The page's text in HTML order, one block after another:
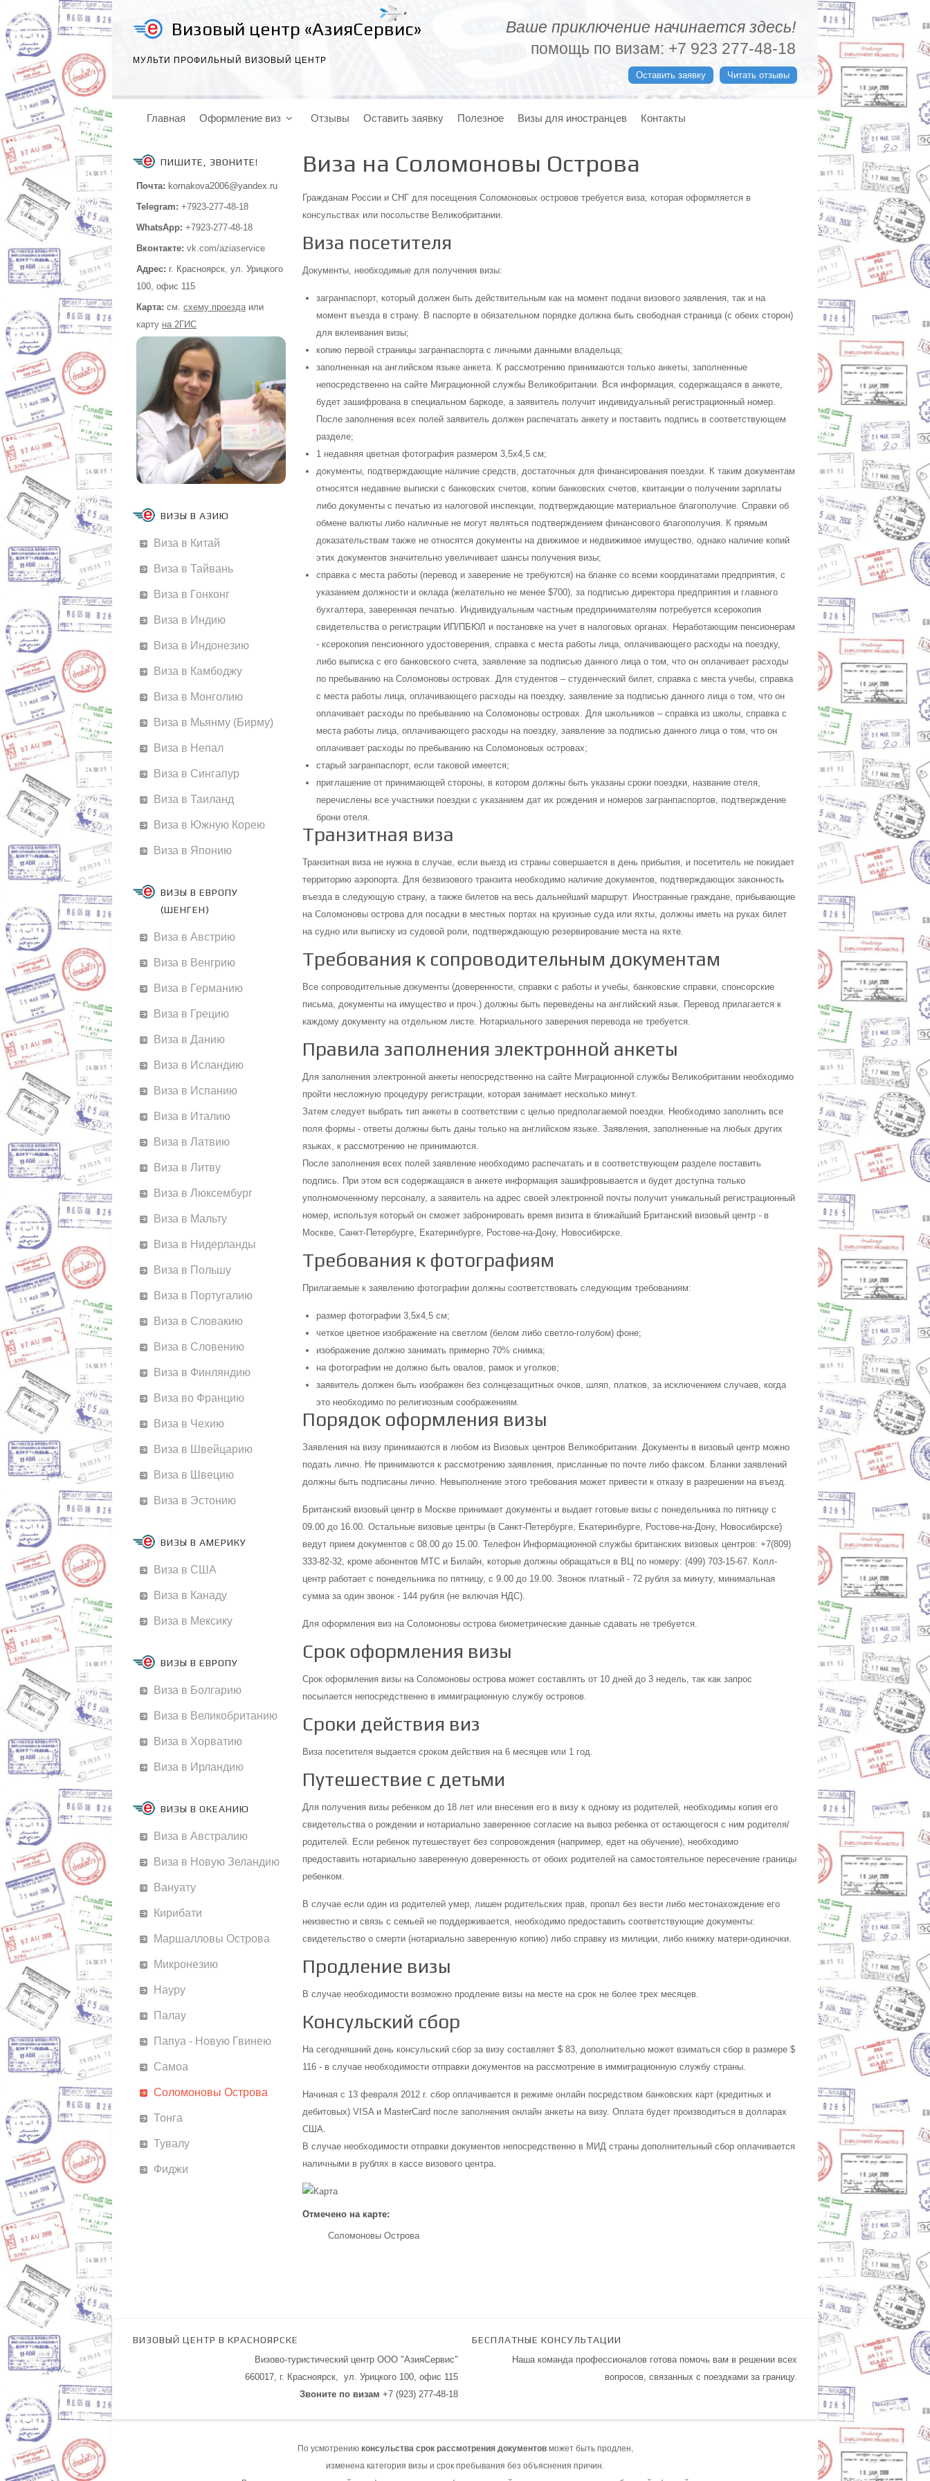
Визовый центр «АзияСервис»
МУЛЬТИ ПРОФИЛЬНЫЙ ВИЗОВЫЙ ЦЕНТР
Ваше приключение начинается здесь!
помощь по визам: +7 923 277-48-18
Оставить заявку Читать отзывы
Главная Оформление виз Отзывы Оставить заявку Полезное Визы для иностранцев Контакты
ПИШИТЕ, ЗВОНИТЕ!
Почта: kornakova2006@yandex.ru
Telegram: +7923-277-48-18
WhatsApp: +7923-277-48-18
Вконтакте: vk.com/aziaservice
Адрес: г. Красноярск, ул. Урицкого
100, офис 115
Карта: см. схему проездаили
карту на 2ГИС
ВИЗЫ В АЗИЮ
Виза в Китай
Виза в Тайвань
Виза в Гонконг
Виза в Индию
Виза в Индонезию
Виза в Камбоджу
Виза в Монголию
Виза в Мьянму (Бирму)
Виза в Непал
Виза в Сингапур
Виза в Таиланд
Виза в Южную Корею
Виза в Японию
ВИЗЫ В ЕВРОПУ
(ШЕНГЕН)
Виза в Австрию
Виза в Венгрию
Виза в Германию
Виза в Грецию
Виза в Данию
Виза в Исландию
Виза в Испанию
Виза в Италию
Виза в Латвию
Виза в Литву
Виза в Люксембург
Виза в Мальту
Виза в Нидерланды
Виза в Польшу
Виза в Португалию
Виза в Словакию
Виза в Словению
Виза в Финляндию
Виза во Францию
Виза в Чехию
Виза в Швейцарию
Виза в Швецию
Виза в Эстонию
ВИЗЫ В АМЕРИКУ
Виза в США
Виза в Канаду
Виза в Мексику
ВИЗЫ В ЕВРОПУ
Виза в Болгарию
Виза в Великобританию
Виза в Хорватию
Виза в Ирландию
ВИЗЫ В ОКЕАНИЮ
Виза в Австралию
Виза в Новую Зеландию
Вануату
Кирибати
Маршалловы Острова
Микронезию
Науру
Палау
Папуа - Новую Гвинею
Самоа
Соломоновы Острова
Тонга
Тувалу
Фиджи
Виза на Соломоновы Острова
Гражданам России и СНГ для посещения Соломоновых островов требуется виза, которая оформляется в
консульствах или посольстве Великобритании.
Виза посетителя
Документы, необходимые для получения визы:
загранпаспорт, который должен быть действительным как на момент подачи визового заявления, так и на
момент въезда в страну. В паспорте в обязательном порядке должна быть свободная страница (с обеих сторон)
для вклеивания визы;
копию первой страницы загранпаспорта с личными данными владельца;
заполненная на английском языке анкета. К рассмотрению принимаются только анкеты, заполненные
непосредственно на сайте Миграционной службы Великобритании. Вся информация, содержащаяся в анкете,
будет зашифрована в специальном баркоде, а заявитель получит индивидуальный регистрационный номер.
После заполнения всех полей заявитель должен распечатать анкету и поставить подпись в соответствующем
разделе;
1 недавняя цветная фотография размером 3,5х4,5 см;
документы, подтверждающие наличие средств, достаточных для финансирования поездки. К таким документам
относятся недавние выписки с банковских счетов, копии банковских счетов, квитанции о получении зарплаты
либо документы с печатью из налоговой инспекции, подтверждающие материальное благополучие. Справки об
обмене валюты либо наличные не могут являться подтверждением финансового благополучия. К прямым
доказательствам также не относятся документы на движимое и недвижимое имущество, однако наличие копий
этих документов значительно увеличивает шансы получения визы;
справка с места работы (перевод и заверение не требуются) на бланке со всеми координатами предприятия, с
указанием должности и оклада (желательно не менее $700), за подписью директора предприятия и главного
бухгалтера, заверенная печатью. Индивидуальным частным предпринимателям потребуется ксерокопия
свидетельства о регистрации ИП/ПБЮЛ и постановке на учет в налоговых органах. Неработающим пенсионерам
- ксерокопия пенсионного удостоверения, справка с места работы лица, оплачивающего расходы на поездку,
либо выписка с его банковского счета, заявление за подписью данного лица о том, что он оплачивает расходы
по пребыванию на Соломоновы островах. Для студентов – студенческий билет, справка с места учебы, справка
с места работы лица, оплачивающего расходы на поездку, заявление за подписью данного лица о том, что он
оплачивает расходы по пребыванию на Соломоновы островах. Для школьников – справка из школы, справка с
места работы лица, оплачивающего расходы на поездку, заявление за подписью данного лица о том, что он
оплачивает расходы по пребыванию на Соломоновых островах;
старый загранпаспорт, если таковой имеется;
приглашение от принимающей стороны, в котором должны быть указаны сроки поездки, название отеля,
перечислены все участники поездки с указанием дат их рождения и номеров загранпаспортов, подтверждение
брони отеля.
Транзитная виза
Транзитная виза не нужна в случае, если выезд из страны совершается в день прибытия, и посетитель не покидает
территорию аэропорта. Для безвизового транзита необходимо наличие документов, подтверждающих законность
въезда в следующую страну, а также билетов на весь дальнейший маршрут. Иностранные граждане, прибывающие
на Соломоновы острова для посадки в местных портах на круизные суда или яхты, должны иметь на руках билет
на судно или выписку из судовой роли, подтверждающую резервирование места на яхте.
Требования к сопроводительным документам
Все сопроводительные документы (доверенности, справки с работы и учебы, банковские справки, спонсорские
письма, документы на имущество и проч.) должны быть переведены на английский язык. Перевод прилагается к
каждому документу на отдельном листе. Нотариального заверения перевода не требуется.
Правила заполнения электронной анкеты
Для заполнения электронной анкеты непосредственно на сайте Миграционной службы Великобритании необходимо
пройти несложную процедуру регистрации, которая занимает несколько минут.
Затем следует выбрать тип анкеты в соответствии с целью предполагаемой поездки. Необходимо заполнить все
поля формы - ответы должны быть даны только на английском языке. Заявления, заполненные на любых других
языках, к рассмотрению не принимаются.
После заполнения всех полей заявление необходимо распечатать и в соответствующем разделе поставить
подпись. При этом вся содержащаяся в анкете информация зашифровывается и будет доступна только
уполномоченному персоналу, а заявитель на адрес своей электронной почты получит уникальный регистрационный
номер, используя который он сможет забронировать время визита в ближайший Британский визовый центр - в
Москве, Санкт-Петербурге, Екатеринбурге, Ростове-на-Дону, Новосибирске.
Требования к фотографиям
Прилагаемые к заявлению фотографии должны соответствовать следующим требованиям:
размер фотографии 3,5х4,5 см;
четкое цветное изображение на светлом (белом либо светло-голубом) фоне;
изображение должно занимать примерно 70% снимка;
на фотографии не должно быть овалов, рамок и уголков;
заявитель должен быть изображен без солнцезащитных очков, шляп, платков, за исключением случаев, когда
это необходимо по религиозным соображениям.
Порядок оформления визы
Заявления на визу принимаются в любом из Визовых центров Великобритании. Документы в визовый центр можно
подать лично. Не принимаются к рассмотрению заявления, присланные по почте либо факсом. Бланки заявлений
должны быть подписаны лично. Невыполнение этого требования может привести к отказу в разрешении на въезд.
Британский визовый центр в Москве принимает документы и выдает готовые визы с понедельника по пятницу с
09.00 до 16.00. Остальные визовые центры (в Санкт-Петербурге, Екатеринбурге, Ростове-на-Дону, Новосибирске)
ведут прием документов с 08.00 до 15.00. Телефон Информационной службы британских визовых центров: +7(809)
333-82-32, кроме абонентов МТС и Билайн, которые должны обращаться в ВЦ по номеру: (499) 703-15-67. Колл-
центр работает с понедельника по пятницу, с 9.00 до 19.00. Звонок платный - 72 рубля за минуту, минимальная
сумма за один звонок - 144 рубля (не включая НДС).
Для оформления виз на Соломоновы острова биометрические данные сдавать не требуется.
Срок оформления визы
Срок оформления визы на Соломоновы острова может составлять от 10 дней до 3 недель, так как запрос
посылается непосредственно в иммиграционную службу островов.
Сроки действия виз
Виза посетителя выдается сроком действия на 6 месяцев или 1 год.
Путешествие с детьми
Для получения визы ребенком до 18 лет или внесения его в визу к одному из родителей, необходимы копия его
свидетельства о рождении и нотариально заверенное согласие на вывоз ребенка от остающегося с ним родителя/
родителей. Если ребенок путешествует без сопровождения (например, едет на обучение), необходимо
предоставить нотариально заверенную доверенность от обоих родителей на самостоятельное пересечение границы
ребенком.
В случае если один из родителей умер, лишен родительских прав, пропал без вести либо местонахождение его
неизвестно и связь с семьей не поддерживается, необходимо предоставить соответствующие документы:
свидетельство о смерти (нотариально заверенную копию) либо справку из милиции, либо книжку матери-одиночки.
Продление визы
В случае необходимости возможно продление визы на месте на срок не более трех месяцев.
Консульский сбор
На сегодняшний день консульский сбор за визу составляет $ 83, дополнительно может взиматься сбор в размере $
116 - в случае необходимости отправки документов на рассмотрение в иммиграционную службу страны.
Начиная с 13 февраля 2012 г. сбор оплачивается в режиме онлайн посредством банковских карт (кредитных и
дебитовых) VISA и MasterCard после заполнения онлайн анкеты на визу. Оплата будет производиться в долларах
США.
В случае необходимости отправки документов непосредственно в МИД страны дополнительный сбор оплачивается
наличными в рублях в кассе визового центра.
Отмечено на карте:
Соломоновы Острова
ВИЗОВЫЙ ЦЕНТР В КРАСНОЯРСКЕ
Визово-туристический центр ООО "АзияСервис"
660017, г. Красноярск, ул. Урицкого 100,офис 115
Звоните по визам +7 (923) 277-48-18
БЕСПЛАТНЫЕ КОНСУЛЬТАЦИИ
Наша команда профессионалов готова помочь вам в решении всех
вопросов, связанных с поездками за границу.
По усмотрению консульства срок рассмотрения документовможет быть продлен,
изменена категория визы и срок пребывания без объяснения причин.